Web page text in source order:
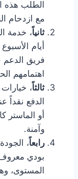
الطلب هذه
مع ازدحام
ثانياً، خدمة
أيام
فريق الدعم
اهتمامهم
ثالثاً،
الدفع نقداً
أو الماستر
وآمنة.
رابعاً،
بودي معروف
المستوى،